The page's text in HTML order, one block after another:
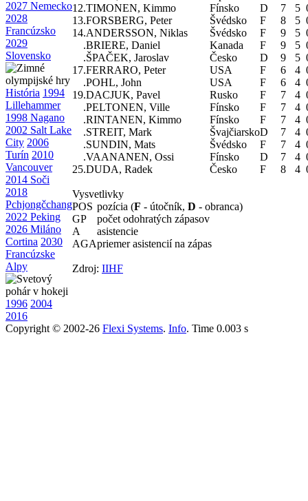
2027 Nemecko
2028
Francúzsko
2029
Slovensko
História 1994
Lillehammer
1998 Nagano
2002 Salt Lake
City 2006
Turín 2010
Vancouver
2014 Soči
2018
Pchjongčchang
2022 Peking
2026 Miláno
Cortina 2030
Francúzske
Alpy
1996 2004
2016
12.TIMONEN, Kimmo Fínsko D 7 5
13.FORSBERG, Peter Švédsko F 8 5
14.ANDERSSON, Niklas Švédsko F 9 5
.BRIERE, Daniel Kanada F 9 5
.ŠPAČEK, Jaroslav Česko D 9 5
17.FERRARO, Peter USA F 6 4
.POHL, John USA F 6 4
19.DACJUK, Pavel Rusko F 7 4
.PELTONEN, Ville Fínsko F 7 4
.RINTANEN, Kimmo Fínsko F 7 4
.STREIT, Mark ŠvajčiarskoD 7 4
.SUNDIN, Mats Švédsko F 7 4
.VAANANEN, Ossi Fínsko D 7 4
25.DUDA, Radek Česko F 8 4
Vysvetlivky
POS pozícia (F - útočník, D - obranca)
GP
počet odohratých zápasov
A
asistencie
AGApriemer asistencií na zápas
Zdroj: IIHF
Copyright © 2002-26 Flexi Systems. Info. Time 0.003 s